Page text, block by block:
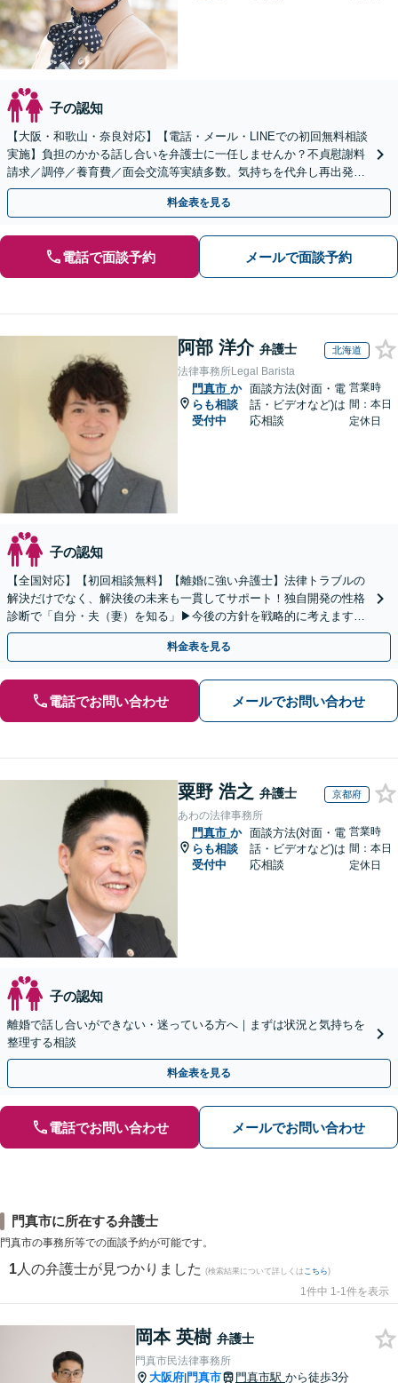
子の認知
【大阪・和歌山・奈良対応】【電話・メール・LINEでの初回無料相談
実施】負担のかかる話し合いを弁護士に一任しませんか？不貞慰謝料
請求／調停／養育費／面会交流等実績多数。気持ちを代弁し再出発を
サポート【完全個室】
料金表を見る
電話で面談予約 メールで面談予約
阿部 洋介 弁護士 北海道
法律事務所Legal Barista
門真市 か
らも相談
受付中
面談方法(対面・電
話・ビデオなど)は
応相談
営業時
間：本日
定休日
子の認知
【全国対応】【初回相談無料】【離婚に強い弁護士】法律トラブルの
解決だけでなく、解決後の未来も一貫してサポート！独自開発の性格
診断で「自分・夫（妻）を知る」▶︎今後の方針を戦略的に考えます！
【休日夜間／オンライン相談OK】
料金表を見る
電話でお問い合わせ メールでお問い合わせ
粟野 浩之 弁護士 京都府
あわの法律事務所
門真市 か
らも相談
受付中
面談方法(対面・電
話・ビデオなど)は
応相談
営業時
間：本日
定休日
子の認知
離婚で話し合いができない・迷っている方へ｜まずは状況と気持ちを
整理する相談
料金表を見る
電話でお問い合わせ メールでお問い合わせ
門真市に所在する弁護士
門真市の事務所等での面談予約が可能です。
1 人の弁護士が見つかりました (検索結果について詳しくは こちら)
1件中 1-1件を表示
岡本 英樹 弁護士
門真市民法律事務所
大阪府|門真市 門真市駅 から徒歩3分